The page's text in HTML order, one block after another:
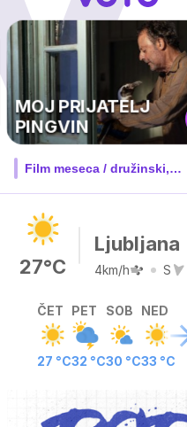
UEFA
SUPERPOKAL
V živo na VOYO: sreda ob
27°C
Ljubljana
4km/h S
ČET
27 °C
PET
32 °C
SOB
30 °C
NED
33 °C